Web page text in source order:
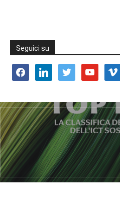
Seguici su
facebooklinkedin twitter youtube vimeo